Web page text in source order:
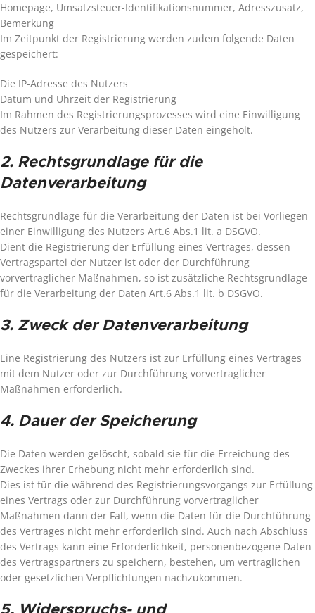
Homepage, Umsatzsteuer-Identifikationsnummer, Adresszusatz,
Bemerkung
Im Zeitpunkt der Registrierung werden zudem folgende Daten
gespeichert:
Die IP-Adresse des Nutzers
Datum und Uhrzeit der Registrierung
Im Rahmen des Registrierungsprozesses wird eine Einwilligung
des Nutzers zur Verarbeitung dieser Daten eingeholt.
2. Rechtsgrundlage für die
Datenverarbeitung
Rechtsgrundlage für die Verarbeitung der Daten ist bei Vorliegen
einer Einwilligung des Nutzers Art.6 Abs.1 lit. a DSGVO.
Dient die Registrierung der Erfüllung eines Vertrages, dessen
Vertragspartei der Nutzer ist oder der Durchführung
vorvertraglicher Maßnahmen, so ist zusätzliche Rechtsgrundlage
für die Verarbeitung der Daten Art.6 Abs.1 lit. b DSGVO.
3. Zweck der Datenverarbeitung
Eine Registrierung des Nutzers ist zur Erfüllung eines Vertrages
mit dem Nutzer oder zur Durchführung vorvertraglicher
Maßnahmen erforderlich.
4. Dauer der Speicherung
Die Daten werden gelöscht, sobald sie für die Erreichung des
Zweckes ihrer Erhebung nicht mehr erforderlich sind.
Dies ist für die während des Registrierungsvorgangs zur Erfüllung
eines Vertrags oder zur Durchführung vorvertraglicher
Maßnahmen dann der Fall, wenn die Daten für die Durchführung
des Vertrages nicht mehr erforderlich sind. Auch nach Abschluss
des Vertrags kann eine Erforderlichkeit, personenbezogene Daten
des Vertragspartners zu speichern, bestehen, um vertraglichen
oder gesetzlichen Verpflichtungen nachzukommen.